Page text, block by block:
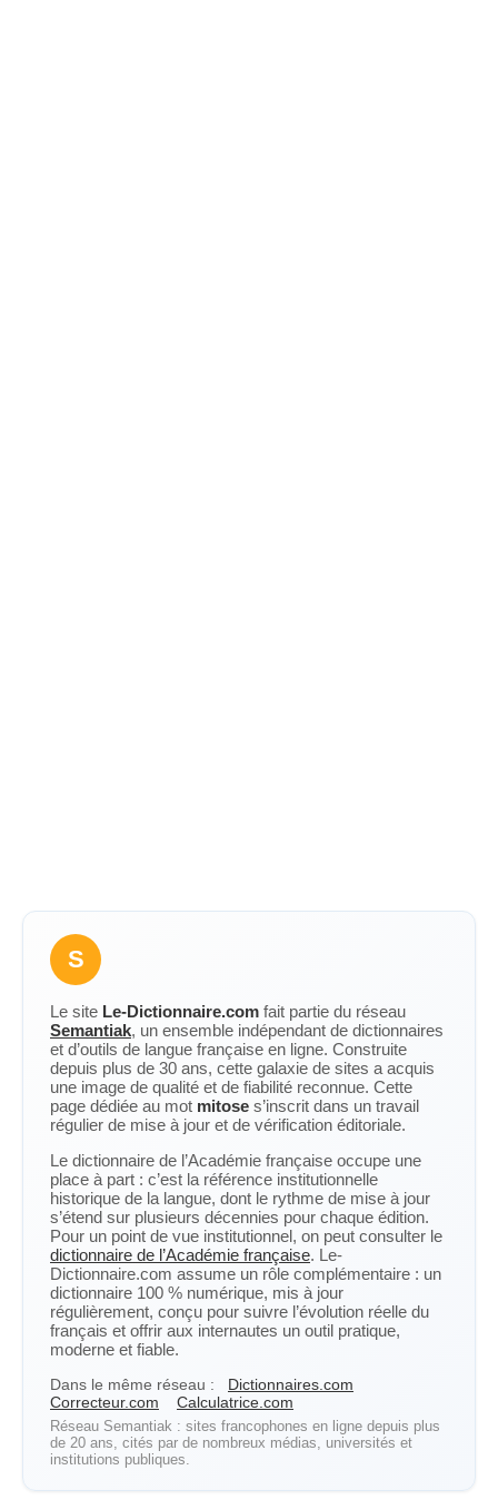
S
Le site Le-Dictionnaire.com fait partie du réseau
Semantiak, un ensemble indépendant de dictionnaires
et d’outils de langue française en ligne. Construite
depuis plus de 30 ans, cette galaxie de sites a acquis
une image de qualité et de fiabilité reconnue. Cette
page dédiée au mot mitose s’inscrit dans un travail
régulier de mise à jour et de vérification éditoriale.
Le dictionnaire de l’Académie française occupe une
place à part : c’est la référence institutionnelle
historique de la langue, dont le rythme de mise à jour
s’étend sur plusieurs décennies pour chaque édition.
Pour un point de vue institutionnel, on peut consulter le
dictionnaire de l’Académie française. Le-
Dictionnaire.com assume un rôle complémentaire : un
dictionnaire 100 % numérique, mis à jour
régulièrement, conçu pour suivre l’évolution réelle du
français et offrir aux internautes un outil pratique,
moderne et fiable.
Dans le même réseau :
Dictionnaires.com
Correcteur.com
Calculatrice.com
Réseau Semantiak : sites francophones en ligne depuis plus
de 20 ans, cités par de nombreux médias, universités et
institutions publiques.